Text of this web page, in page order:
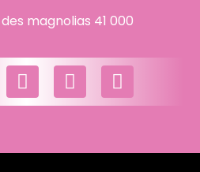
magnolias 41 000